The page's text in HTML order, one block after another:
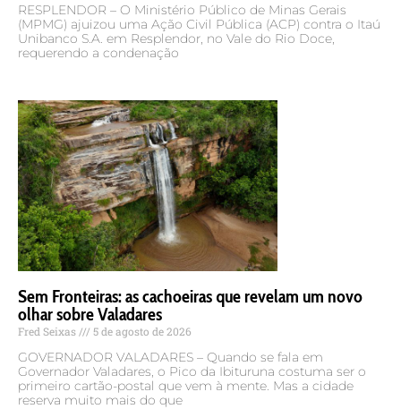
RESPLENDOR – O Ministério Público de Minas Gerais
(MPMG) ajuizou uma Ação Civil Pública (ACP) contra o Itaú
Unibanco S.A. em Resplendor, no Vale do Rio Doce,
requerendo a condenação
Sem Fronteiras: as cachoeiras que revelam um novo
olhar sobre Valadares
Fred Seixas 5 de agosto de 2026
GOVERNADOR VALADARES – Quando se fala em
Governador Valadares, o Pico da Ibituruna costuma ser o
primeiro cartão-postal que vem à mente. Mas a cidade
reserva muito mais do que